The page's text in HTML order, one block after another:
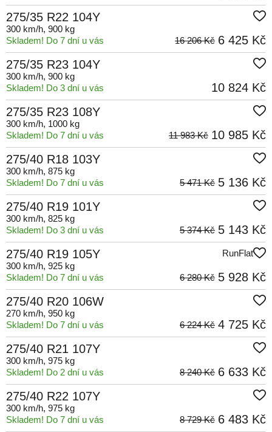
275/35 R22 104Y
300 km/h, 900 kg
Skladem! Do 7 dní u vás
6 425 Kč
16 206 Kč
275/35 R23 104Y
300 km/h, 900 kg
Skladem! Do 3 dní u vás
10 824 Kč
275/35 R23 108Y
300 km/h, 1000 kg
Skladem! Do 7 dní u vás
10 985 Kč
11 983 Kč
275/40 R18 103Y
300 km/h, 875 kg
Skladem! Do 7 dní u vás
5 136 Kč
5 471 Kč
275/40 R19 101Y
300 km/h, 825 kg
Skladem! Do 3 dní u vás
5 143 Kč
5 374 Kč
275/40 R19 105Y
RunFlat
300 km/h, 925 kg
Skladem! Do 7 dní u vás
5 928 Kč
6 280 Kč
275/40 R20 106W
270 km/h, 950 kg
Skladem! Do 7 dní u vás
4 725 Kč
6 224 Kč
275/40 R21 107Y
300 km/h, 975 kg
Skladem! Do 2 dní u vás
6 633 Kč
8 240 Kč
275/40 R22 107Y
300 km/h, 975 kg
Skladem! Do 7 dní u vás
6 483 Kč
8 729 Kč